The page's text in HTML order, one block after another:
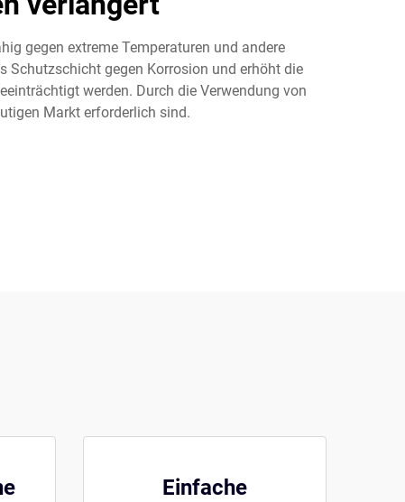
gegen extreme Temperaturen und andere
Schutzschicht gegen Korrosion und erhöht die
werden. Durch die Verwendung von
Markt erforderlich sind.
Einfache